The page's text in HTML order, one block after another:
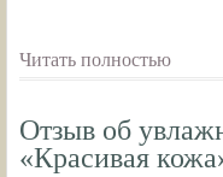
Читать полностью
Отзыв об
«Красивая